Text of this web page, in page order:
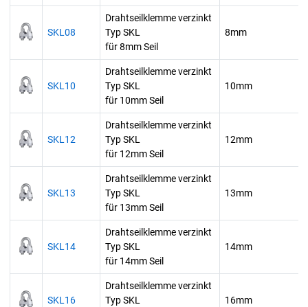
SKL08
Drahtseilklemme verzinkt
Typ SKL
für 8mm Seil
8mm
SKL10
Drahtseilklemme verzinkt
Typ SKL
für 10mm Seil
10mm
SKL12
Drahtseilklemme verzinkt
Typ SKL
für 12mm Seil
12mm
SKL13
Drahtseilklemme verzinkt
Typ SKL
für 13mm Seil
13mm
SKL14
Drahtseilklemme verzinkt
Typ SKL
für 14mm Seil
14mm
SKL16
Drahtseilklemme verzinkt
Typ SKL
16mm